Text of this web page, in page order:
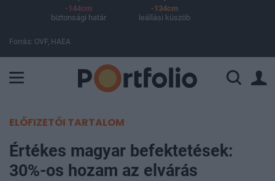
-144cm
biztonsági határ
-134cm
leállási küszöb
Forrás: OVF, HAEA
ELŐFIZETŐI TARTALOM
Értékes magyar befektetések:
30%-os hozam az elvárás